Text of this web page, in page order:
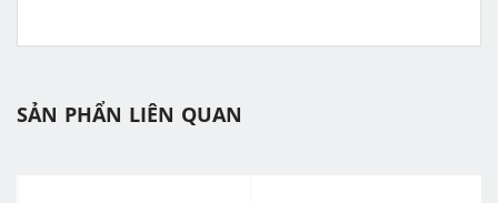
SẢN PHẨN LIÊN QUAN